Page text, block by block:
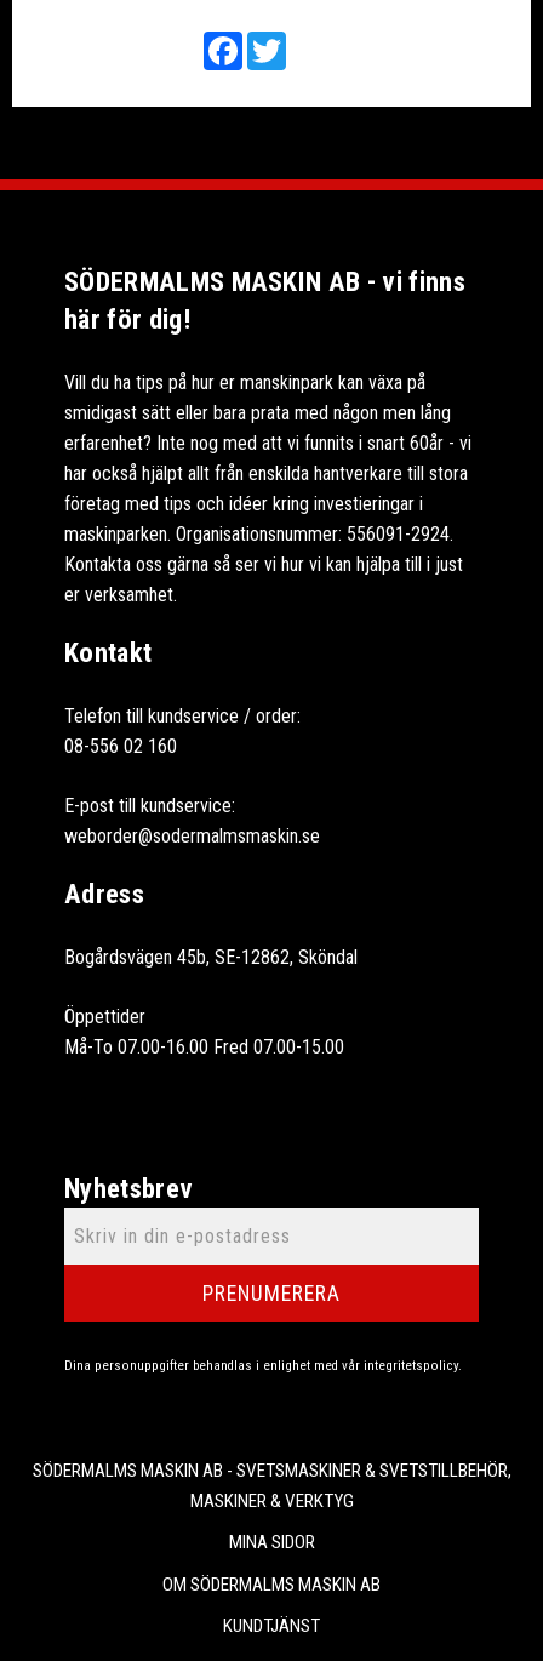
FacebookTwitter
SÖDERMALMS MASKIN AB - vi finns
här för dig!
Vill du ha tips på hur er manskinpark kan växa på
smidigast sätt eller bara prata med någon men lång
erfarenhet? Inte nog med att vi funnits i snart 60år - vi
har också hjälpt allt från enskilda hantverkare till stora
företag med tips och idéer kring investieringar i
maskinparken. Organisationsnummer: 556091-2924.
Kontakta oss gärna så ser vi hur vi kan hjälpa till i just
er verksamhet.
Kontakt
Telefon till kundservice / order:
08-556 02 160
E-post till kundservice:
weborder@sodermalmsmaskin.se
Adress
Bogårdsvägen 45b, SE-12862, Sköndal
Öppettider
Må-To 07.00-16.00 Fred 07.00-15.00
Nyhetsbrev
PRENUMERERA
Dina personuppgifter behandlas i enlighet med vår integritetspolicy.
SÖDERMALMS MASKIN AB - SVETSMASKINER & SVETSTILLBEHÖR,
MASKINER & VERKTYG
MINA SIDOR
OM SÖDERMALMS MASKIN AB
KUNDTJÄNST